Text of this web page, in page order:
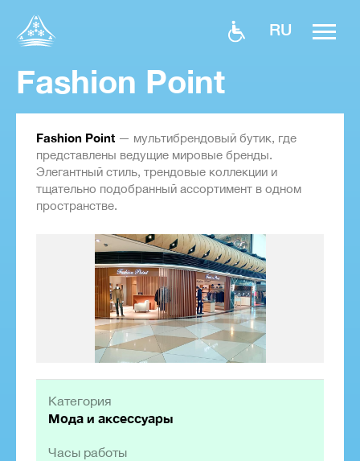
RU
Fashion Point
Fashion Point — мультибрендовый бутик, где
представлены ведущие мировые бренды.
Элегантный стиль, трендовые коллекции и
тщательно подобранный ассортимент в одном
пространстве.
Категория
Мода и аксессуары
Часы работы